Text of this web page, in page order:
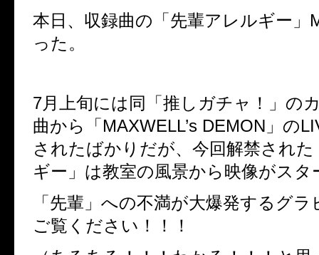
本日、収録曲の「先輩アレルギー」
った。
7月上旬には同「推しガチャ！」の
曲から「 MAXWELL’s DEMON 」の
されたばかりだが、今回解禁され
ギー」は教室の風景から映像がスタ
「先輩」への不満が大爆発するグ
ご覧ください！！！